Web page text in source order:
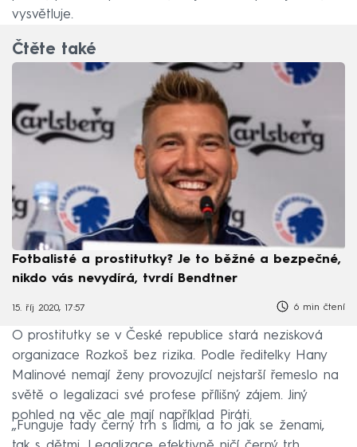
vysvětluje.
Čtěte také
Fotbalisté a prostitutky? Je to běžné a bezpečné,
nikdo vás nevydírá, tvrdí Bendtner
15. říj 2020, 17:57 6 min čtení
O prostitutky se v České republice stará nezisková
organizace Rozkoš bez rizika. Podle ředitelky Hany
Malinové nemají ženy provozující nejstarší řemeslo na
světě o legalizaci své profese přílišný zájem. Jiný
pohled na věc ale mají například Piráti.
„Funguje tady černý trh s lidmi, a to jak se ženami,